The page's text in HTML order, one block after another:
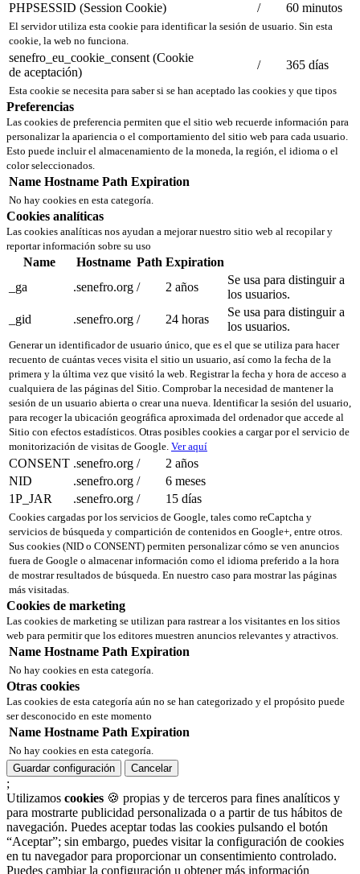
PHPSESSID (Session Cookie)
/ 60 minutos
El servidor utiliza esta cookie para identificar la sesión de usuario. Sin esta
cookie, la web no funciona.
senefro_eu_cookie_consent (Cookie
de aceptación)
/ 365 días
Esta cookie se necesita para saber si se han aceptado las cookies y que tipos
Preferencias
Las cookies de preferencia permiten que el sitio web recuerde información para
personalizar la apariencia o el comportamiento del sitio web para cada usuario.
Esto puede incluir el almacenamiento de la moneda, la región, el idioma o el
color seleccionados.
Name Hostname Path Expiration
No hay cookies en esta categoría.
Cookies analíticas
Las cookies analíticas nos ayudan a mejorar nuestro sitio web al recopilar y
reportar información sobre su uso
Name Hostname Path Expiration
_ga
.senefro.org / 2 años
Se usa para distinguir a
los usuarios.
_gid
.senefro.org / 24 horas
Se usa para distinguir a
los usuarios.
Generar un identificador de usuario único, que es el que se utiliza para hacer
recuento de cuántas veces visita el sitio un usuario, así como la fecha de la
primera y la última vez que visitó la web. Registrar la fecha y hora de acceso a
cualquiera de las páginas del Sitio. Comprobar la necesidad de mantener la
sesión de un usuario abierta o crear una nueva. Identificar la sesión del usuario,
para recoger la ubicación geográfica aproximada del ordenador que accede al
Sitio con efectos estadísticos. Otras posibles cookies a cargar por el servicio de
monitorización de visitas de Google. Ver aquí
CONSENT .senefro.org /
2 años
NID
.senefro.org /
6 meses
1P_JAR
.senefro.org / 15 días
Cookies cargadas por los servicios de Google, tales como reCaptcha y
servicios de búsqueda y compartición de contenidos en Google+, entre otros.
Sus cookies (NID o CONSENT) permiten personalizar cómo se ven anuncios
fuera de Google o almacenar información como el idioma preferido a la hora
de mostrar resultados de búsqueda. En nuestro caso para mostrar las páginas
más visitadas.
Cookies de marketing
Las cookies de marketing se utilizan para rastrear a los visitantes en los sitios
web para permitir que los editores muestren anuncios relevantes y atractivos.
Name Hostname Path Expiration
No hay cookies en esta categoría.
Otras cookies
Las cookies de esta categoría aún no se han categorizado y el propósito puede
ser desconocido en este momento
Name Hostname Path Expiration
No hay cookies en esta categoría.
Guardar configuración
Cancelar
;
Utilizamos cookies 🍪 propias y de terceros para fines analíticos y
para mostrarte publicidad personalizada o a partir de tus hábitos de
navegación. Puedes aceptar todas las cookies pulsando el botón
“Aceptar”; sin embargo, puedes visitar la configuración de cookies
en tu navegador para proporcionar un consentimiento controlado.
Puedes cambiar la configuración u obtener más información